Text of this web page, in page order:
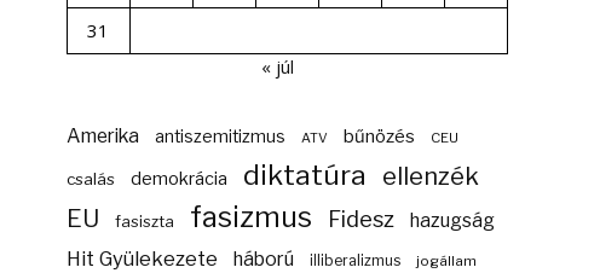
31
« júl
Amerika antiszemitizmus ATV bűnözés CEU
csalás demokrácia diktatúra ellenzék
EU fasiszta fasizmus Fidesz hazugság
Hit Gyülekezete háború illiberalizmus jogállam